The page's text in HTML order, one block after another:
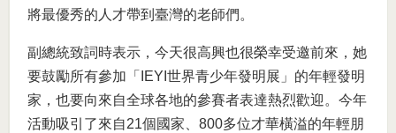
將最優秀的人才帶到臺灣的老師們。
副總統致詞時表示，今天很高興也很榮幸受邀前來，她
要鼓勵所有參加「IEYI世界青少年發明展」的年輕發明
家，也要向來自全球各地的參賽者表達熱烈歡迎。今年
活動吸引了來自21個國家、800多位才華橫溢的年輕朋